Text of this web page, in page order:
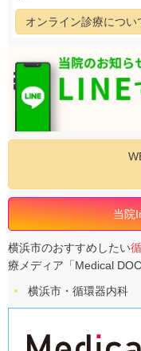
オンライン診療につい
当院
横浜市のおすすめしたい
療メディア「Medical
横浜市・循環器内科